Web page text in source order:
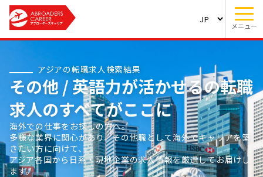
メニュー
アジアの転職求人検索結果
その他 / 英語力が活かせるの転職
求人のすべてがここに
海外での仕事をお探しの方へ。
多様な業界に関心があり、その他職として海外でキャリアを築
きたい方に向けて、
アジア各国から日系・現地企業の求人情報を厳選してお届けし
ます。